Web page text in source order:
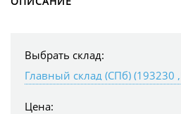
Выбрать склад:
Цена: